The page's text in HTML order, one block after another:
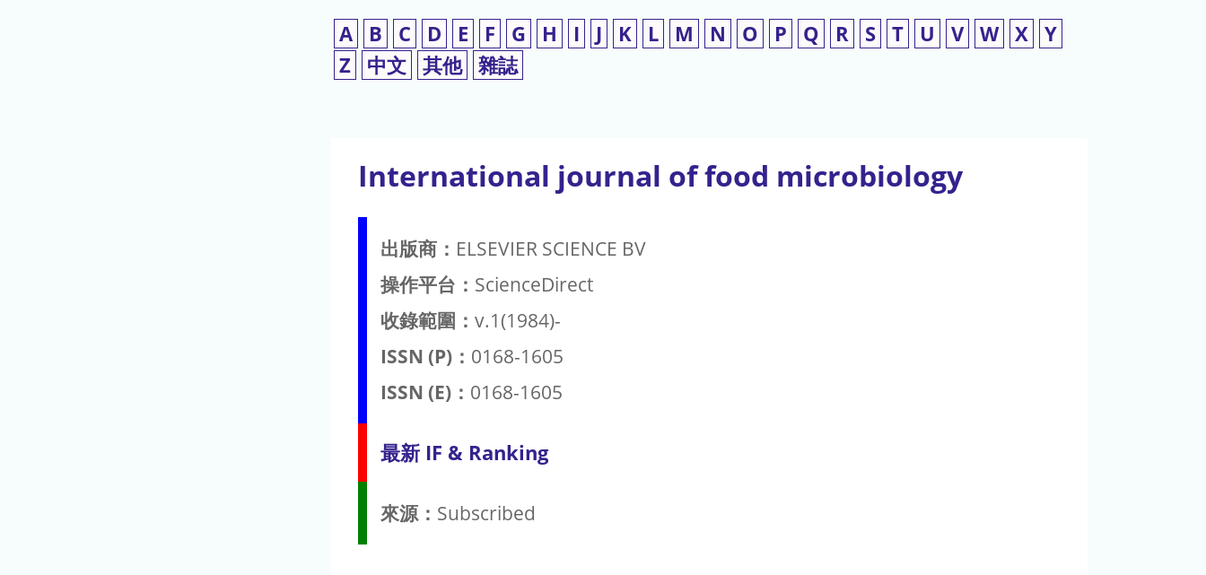
使
用
索
詞
A B C D E F G H I J K L M N O P Q R S T U V W X Y
Z
中文 其他 雜誌
International journal of food microbiology
出版商： ELSEVIER SCIENCE BV
操作平台： ScienceDirect
收錄範圍： v.1(1984)-
ISSN (P)： 0168-1605
ISSN (E)： 0168-1605
最新 IF & Ranking
來源： Subscribed